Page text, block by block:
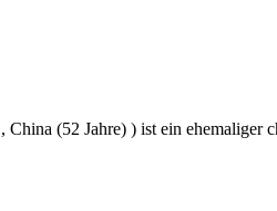
China (52 Jahre) ) ist ein ehemaliger